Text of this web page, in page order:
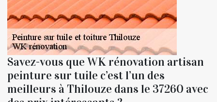
Savez-vous que WK rénovation artisan
peinture sur tuile c’est l’un des
meilleurs à Thilouze dans le 37260 avec